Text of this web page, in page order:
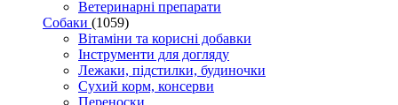
Ветеринарні препарати
Собаки (1059)
Вітаміни та корисні добавки
Інструменти для догляду
Лежаки, підстилки, будиночки
Сухий корм, консерви